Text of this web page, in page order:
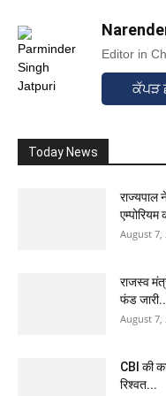
Editor in
ਕੱਪੜ
Today News
राज्यपाल
एम्पोरियम
August 7,
राजस्व
फंड
August 7,
CBI की
रिश्वत...